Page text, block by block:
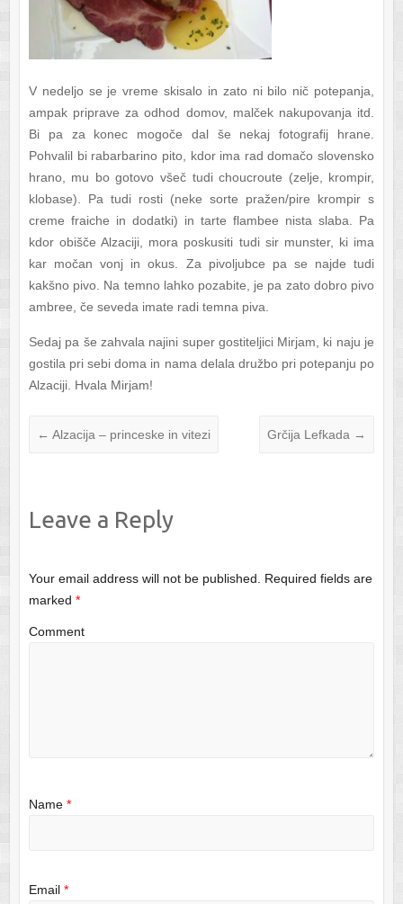
V nedeljo se je vreme skisalo in zato ni bilo nič potepanja,
ampak priprave za odhod domov, malček nakupovanja itd.
Bi pa za konec mogoče dal še nekaj fotografij hrane.
Pohvalil bi rabarbarino pito, kdor ima rad domačo slovensko
hrano, mu bo gotovo všeč tudi choucroute (zelje, krompir,
klobase). Pa tudi rosti (neke sorte pražen/pire krompir s
creme fraiche in dodatki) in tarte flambee nista slaba. Pa
kdor obišče Alzaciji, mora poskusiti tudi sir munster, ki ima
kar močan vonj in okus. Za pivoljubce pa se najde tudi
kakšno pivo. Na temno lahko pozabite, je pa zato dobro pivo
ambree, če seveda imate radi temna piva.
Sedaj pa še zahvala najini super gostiteljici Mirjam, ki naju je
gostila pri sebi doma in nama delala družbo pri potepanju po
Alzaciji. Hvala Mirjam!
← Alzacija – princeske in vitezi Grčija Lefkada →
Leave a Reply
Your email address will not be published.
Required fields are
marked *
Comment
Name *
Email *